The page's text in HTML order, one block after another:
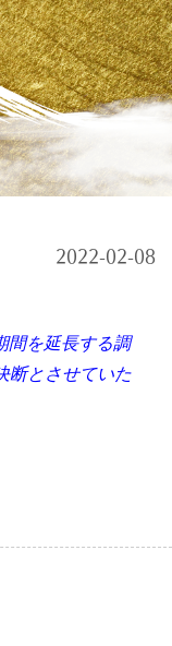
2022-02-08
間を延長する調
断とさせていた